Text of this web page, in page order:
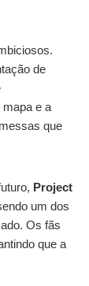
de
mapa e a
que
Project
um dos
Os fãs
que a